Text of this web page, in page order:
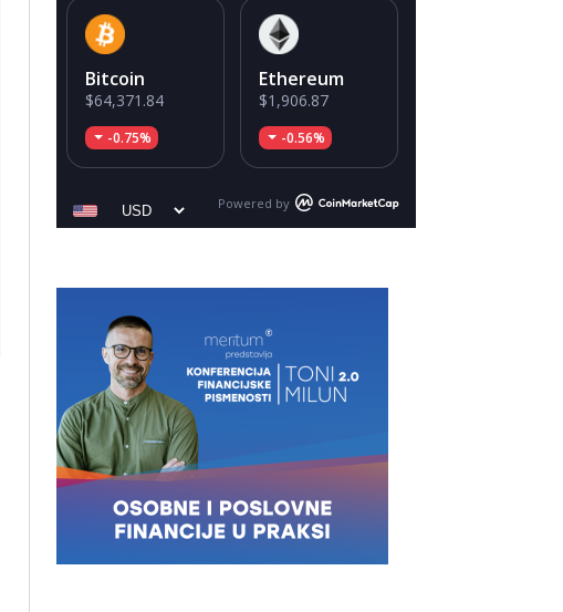
Bitcoin
$64,371.84
-0.75%
Ethereum
$1,906.87
-0.56%
Powered by